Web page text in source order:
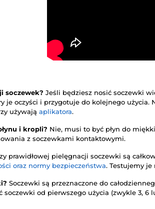
soczewek? Jeśli będziesz nosić soczewki
je oczyści i przygotuje do kolejnego użycia.
używają aplikatora.
i kropli? Nie, musi to być płyn do
z soczewkami kontaktowymi.
prawidłowej pielęgnacji soczewki są
oraz normy bezpieczeństwa. Testujemy je
Soczewki są przeznaczone do
soczewki od pierwszego użycia (zwykle 3,